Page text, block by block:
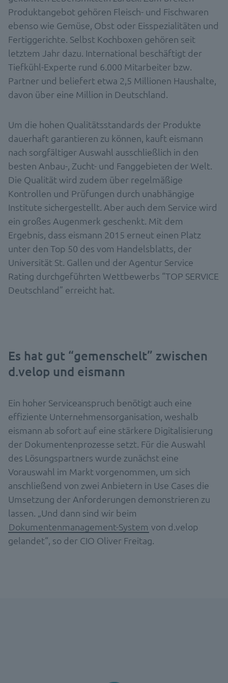
Produktangebot gehören Fleisch- und Fischwaren
ebenso wie Gemüse, Obst oder Eisspezialitäten und
Fertiggerichte. Selbst Kochboxen gehören seit
letztem Jahr dazu. International beschäftigt der
Tiefkühl-Experte rund 6.000 Mitarbeiter bzw.
Partner und beliefert etwa 2,5 Millionen Haushalte,
davon über eine Million in Deutschland.
Um die hohen Qualitätsstandards der Produkte
dauerhaft garantieren zu können, kauft eismann
nach sorgfältiger Auswahl ausschließlich in den
besten Anbau-, Zucht- und Fanggebieten der Welt.
Die Qualität wird zudem über regelmäßige
Kontrollen und Prüfungen durch unabhängige
Institute sichergestellt. Aber auch dem Service wird
ein großes Augenmerk geschenkt. Mit dem
Ergebnis, dass eismann 2015 erneut einen Platz
unter den Top 50 des vom Handelsblatts, der
Universität St. Gallen und der Agentur Service
Rating durchgeführten Wettbewerbs “TOP SERVICE
Deutschland” erreicht hat.
Es hat gut “gemenschelt” zwischen
d.velop und eismann
Ein hoher Serviceanspruch benötigt auch eine
effiziente Unternehmensorganisation, weshalb
eismann ab sofort auf eine stärkere Digitalisierung
der Dokumentenprozesse setzt. Für die Auswahl
des Lösungspartners wurde zunächst eine
Vorauswahl im Markt vorgenommen, um sich
anschließend von zwei Anbietern in Use Cases die
Umsetzung der Anforderungen demonstrieren zu
lassen. „Und dann sind wir beim
Dokumentenmanagement-System von d.velop
gelandet“, so der CIO Oliver Freitag.